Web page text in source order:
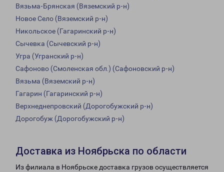
Вязьма-Брянская (Вяземский р-н)
Новое Село (Вяземский р-н)
Никольское (Гагаринский р-н)
Сычевка (Сычевский р-н)
Угра (Угранский р-н)
Сафоново (Смоленская обл.) (Сафоновский р-н)
Вязьма (Вяземский р-н)
Гагарин (Гагаринский р-н)
Верхнеднепровский (Дорогобужский р-н)
Дорогобуж (Дорогобужский р-н)
Доставка из Ноябрьска по области
Из филиала в Ноябрьске доставка грузов осуществляется